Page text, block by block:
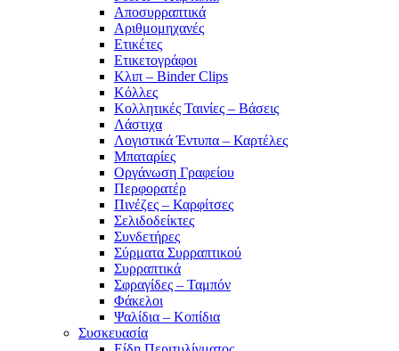
Αποσυρραπτικά
Αριθμομηχανές
Ετικέτες
Ετικετογράφοι
Κλιπ – Binder Clips
Κόλλες
Κολλητικές Ταινίες – Βάσεις
Λάστιχα
Λογιστικά Έντυπα – Καρτέλες
Μπαταρίες
Οργάνωση Γραφείου
Περφορατέρ
Πινέζες – Καρφίτσες
Σελιδοδείκτες
Συνδετήρες
Σύρματα Συρραπτικού
Συρραπτικά
Σφραγίδες – Ταμπόν
Φάκελοι
Ψαλίδια – Κοπίδια
Συσκευασία